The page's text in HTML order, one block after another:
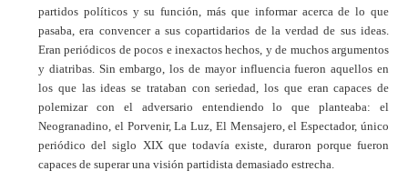
partidos políticos y su función, más que informar acerca de lo que
pasaba, era convencer a sus copartidarios de la verdad de sus ideas.
Eran periódicos de pocos e inexactos hechos, y de muchos argumentos
y diatribas. Sin embargo, los de mayor influencia fueron aquellos en
los que las ideas se trataban con seriedad, los que eran capaces de
polemizar con el adversario entendiendo lo que planteaba: el
Neogranadino, el Porvenir, La Luz, El Mensajero, el Espectador, único
periódico del siglo XIX que todavía existe, duraron porque fueron
capaces de superar una visión partidista demasiado estrecha.